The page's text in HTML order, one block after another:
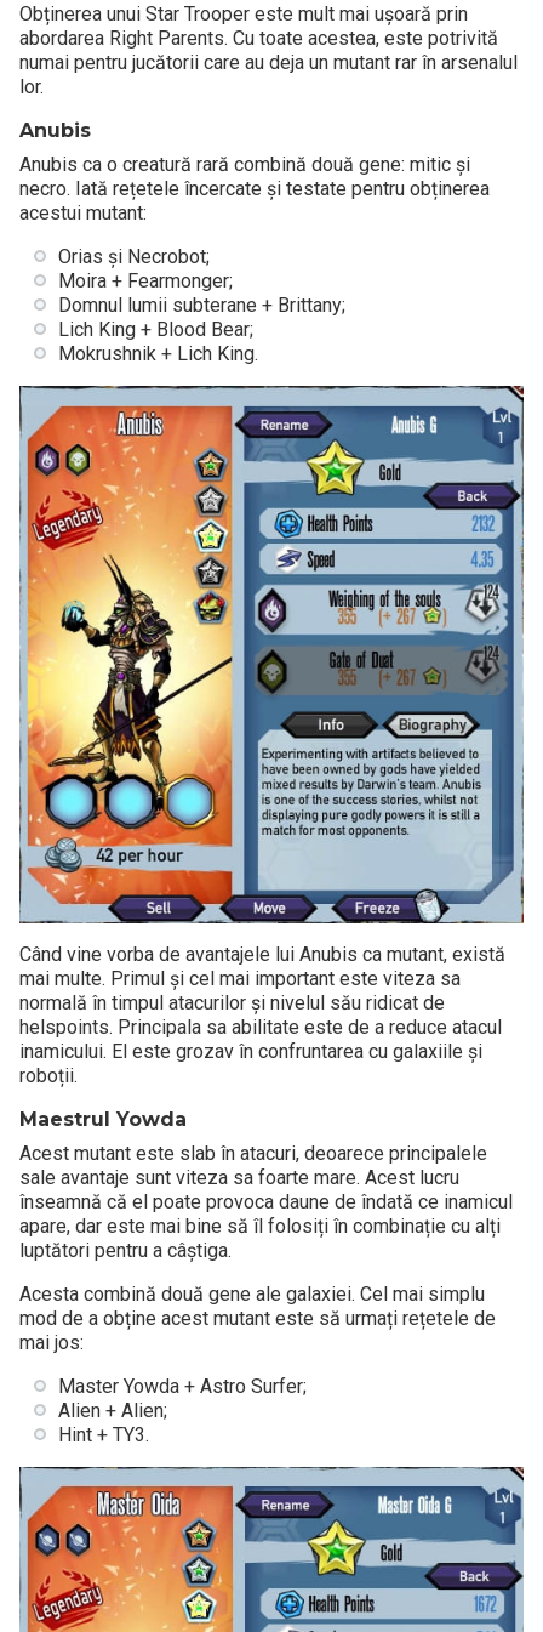
Obținerea unui Star Trooper este mult mai ușoară prin
abordarea Right Parents. Cu toate acestea, este potrivită
numai pentru jucătorii care au deja un mutant rar în arsenalul
lor.
Anubis
Anubis ca o creatură rară combină două gene: mitic și
necro. Iată rețetele încercate și testate pentru obținerea
acestui mutant:
Orias și Necrobot;
Moira + Fearmonger;
Domnul lumii subterane + Brittany;
Lich King + Blood Bear;
Mokrushnik + Lich King.
Când vine vorba de avantajele lui Anubis ca mutant, există
mai multe. Primul și cel mai important este viteza sa
normală în timpul atacurilor și nivelul său ridicat de
helspoints. Principala sa abilitate este de a reduce atacul
inamicului. El este grozav în confruntarea cu galaxiile și
roboții.
Maestrul Yowda
Acest mutant este slab în atacuri, deoarece principalele
sale avantaje sunt viteza sa foarte mare. Acest lucru
înseamnă că el poate provoca daune de îndată ce inamicul
apare, dar este mai bine să îl folosiți în combinație cu alți
luptători pentru a câștiga.
Acesta combină două gene ale galaxiei. Cel mai simplu
mod de a obține acest mutant este să urmați rețetele de
mai jos:
Master Yowda + Astro Surfer;
Alien + Alien;
Hint + TY3.